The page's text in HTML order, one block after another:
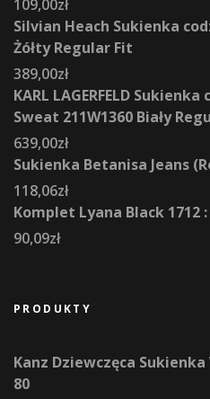
109,00zł
Silvian Heach Sukienka
Żółty Regular Fit
389,00zł
KARL LAGERFELD
Sweat 211W1360 Biały
639,00zł
Sukienka Betanisa Jeans
118,06zł
Komplet Lyana Black 1712
90,09zł
PRODUKTY
Kanz Dziewczęca
80